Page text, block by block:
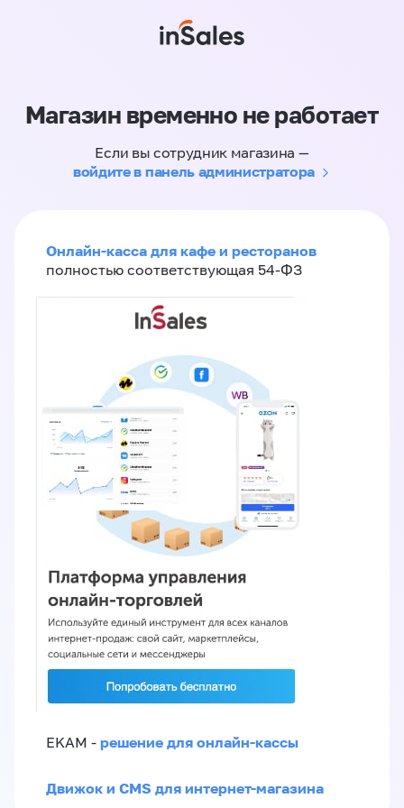
Магазин временно не работает
Если вы сотрудник магазина —
войдите в панель администратора
Онлайн-касса для кафе и ресторанов
полностью соответствующая 54-ФЗ
EKAM - решение для онлайн-кассы
Движок и CMS для интернет-магазина